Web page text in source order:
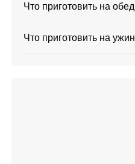
Что приготовить на обед
Что приготовить на ужин